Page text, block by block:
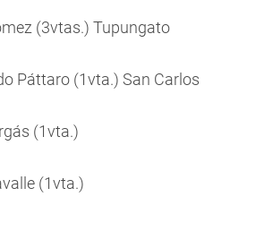
(3vtas.) Tupungato
Páttaro (1vta.) San Carlos
(1vta.)
(1vta.)